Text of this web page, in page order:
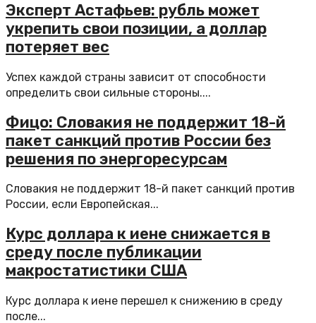
Эксперт Астафьев: рубль может
укрепить свои позиции, а доллар
потеряет вес
Успех каждой страны зависит от способности
определить свои сильные стороны....
Фицо: Словакия не поддержит 18-й
пакет санкций против России без
решения по энергоресурсам
Словакия не поддержит 18-й пакет санкций против
России, если Европейская...
Курс доллара к иене снижается в
среду после публикации
макростатистики США
Курс доллара к иене перешел к снижению в среду
после...